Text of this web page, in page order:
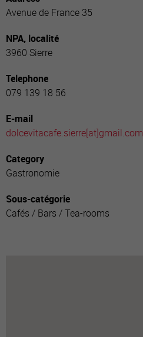
Avenue de France 35
NPA, localité
3960 Sierre
Telephone
079 139 18 56
E-mail
dolcevitacafe.sierre[at]gmail.com
Category
Gastronomie
Sous-catégorie
Cafés / Bars / Tea-rooms